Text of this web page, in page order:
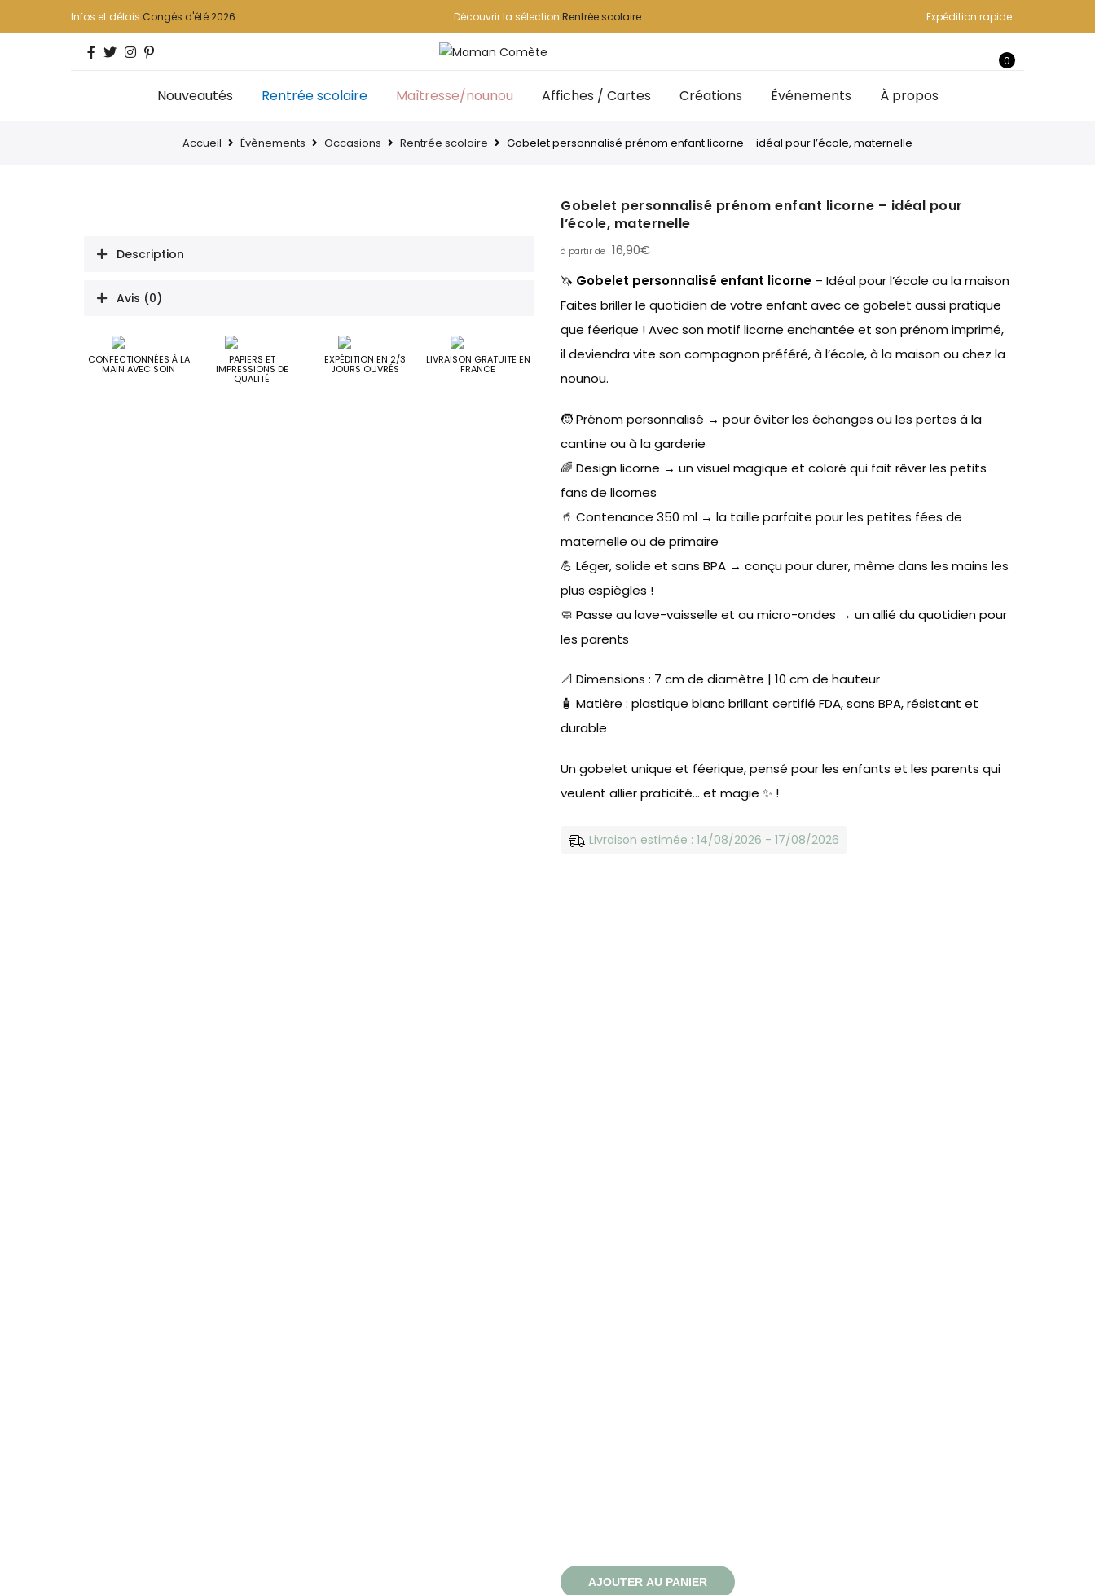
Infos et délais Congés d'été 2026 Découvrir la sélection Rentrée scolaire Expédition rapide
0
Nouveautés Rentrée scolaire Maîtresse/nounou Affiches / Cartes Créations Événements À propos
Accueil Évènements Occasions Rentrée scolaire Gobelet personnalisé prénom enfant licorne – idéal pour l’école, maternelle
Description
Avis (0)
CONFECTIONNÉES À LA
MAIN AVEC SOIN
PAPIERS ET
IMPRESSIONS DE
QUALITÉ
EXPÉDITION EN 2/3
JOURS OUVRÉS
LIVRAISON GRATUITE EN
FRANCE
Gobelet personnalisé prénom enfant licorne – idéal pour
l’école, maternelle
16,90€
🦄 Gobelet personnalisé enfant licorne – Idéal pour l’école ou la maison
Faites briller le quotidien de votre enfant avec ce gobelet aussi pratique
que féerique ! Avec son motif licorne enchantée et son prénom imprimé,
il deviendra vite son compagnon préféré, à l’école, à la maison ou chez la
nounou.
🧒 Prénom personnalisé → pour éviter les échanges ou les pertes à la
cantine ou à la garderie
🌈 Design licorne → un visuel magique et coloré qui fait rêver les petits
fans de licornes
🥤 Contenance 350 ml → la taille parfaite pour les petites fées de
maternelle ou de primaire
💪 Léger, solide et sans BPA → conçu pour durer, même dans les mains les
plus espiègles !
🧼 Passe au lave-vaisselle et au micro-ondes → un allié du quotidien pour
les parents
📐 Dimensions : 7 cm de diamètre | 10 cm de hauteur
🧴 Matière : plastique blanc brillant certifié FDA, sans BPA, résistant et
durable
Un gobelet unique et féerique, pensé pour les enfants et les parents qui
veulent allier praticité… et magie ✨ !
Livraison estimée : 14/08/2026 - 17/08/2026
AJOUTER AU PANIER